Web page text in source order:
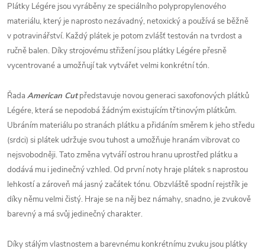
Plátky Légére jsou vyráběny ze speciálního polypropylenového
materiálu, který je naprosto nezávadný, netoxický a používá se běžně
v potravinářství. Každý plátek je potom zvlášť testován na tvrdost a
ručně balen. Díky strojovému střižení jsou plátky Légére přesně
vycentrované a umožňují tak vytvářet velmi konkrétní tón.
Řada American Cutpředstavuje novou generaci saxofonových plátků
Légére, která se nepodobá žádným existujícím třtinovým plátkům.
Ubráním materiálu po stranách plátku a přidáním směrem k jeho středu
(srdci) si plátek udržuje svou tuhost a umožňuje hranám vibrovat co
nejsvobodněji. Tato změna vytváří ostrou hranu uprostřed plátku a
dodává mu i jedinečný vzhled. Od první noty hraje plátek s naprostou
lehkostí a zároveň má jasný začátek tónu. Obzvláště spodní rejstřík je
díky němu velmi čistý. Hraje se na něj bez námahy, snadno, je zvukově
barevný a má svůj jedinečný charakter.
Díky stálým vlastnostem a barevnému konkrétnímu zvuku jsou plátky